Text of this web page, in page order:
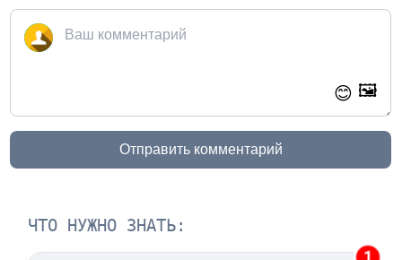
😊 🖼️
Отправить комментарий
ЧТО НУЖНО ЗНАТЬ: